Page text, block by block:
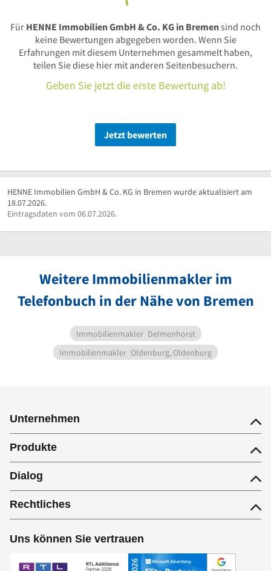
Für HENNE Immobilien GmbH & Co. KG in Bremensind noch
keine Bewertungen abgegeben worden. Wenn Sie
Erfahrungen mit diesem Unternehmen gesammelt haben,
teilen Sie diese hier mit anderen Seitenbesuchern.
Geben Sie jetzt die erste Bewertung ab!
Jetzt bewerten
HENNE Immobilien GmbH & Co. KG in Bremen wurde aktualisiert am
18.07.2026.
Eintragsdaten vom 06.07.2026.
Weitere Immobilienmakler im
Telefonbuch in der Nähe von Bremen
Immobilienmakler Delmenhorst
Immobilienmakler Oldenburg, Oldenburg
Unternehmen
Produkte
Dialog
Rechtliches
Uns können Sie vertrauen